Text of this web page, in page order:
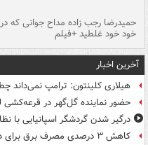
حمیدرضا رجب زاده مداح جوانی که در
خود خود غلطید +فیلم
آخرین اخبار
هیلاری کلینتون: ترامپ نمی‌داند
حضور نماینده گل‌گهر در قرعه‌کشی
درگیر شدن گردشگر اسپانیایی با
کاهش ۳ درصدی مصرف برق برای دومین سال متوالی